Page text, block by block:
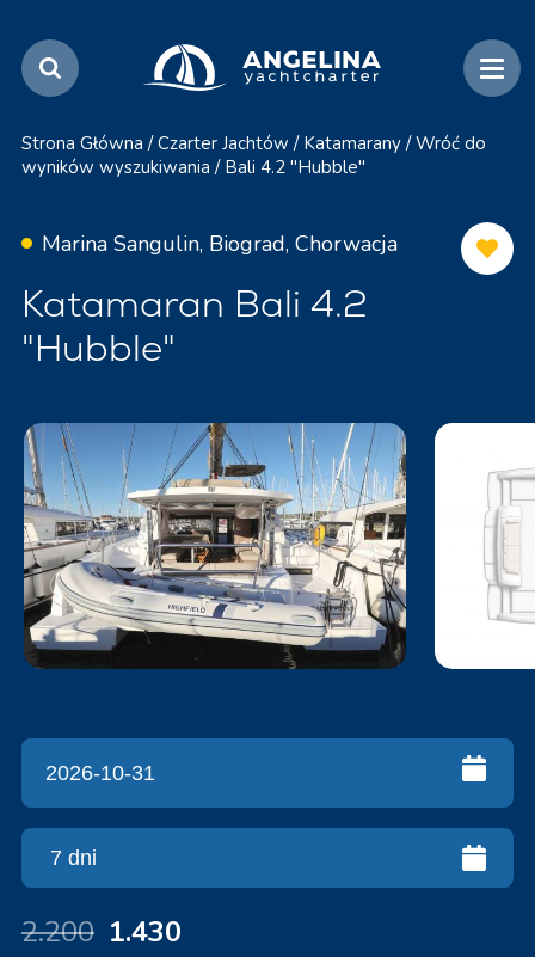
Strona Główna / Czarter Jachtów / Katamarany / Wróć do
wyników wyszukiwania / Bali 4.2 "Hubble"
Marina Sangulin, Biograd, Chorwacja
Katamaran Bali 4.2
"Hubble"
2.200 1.430